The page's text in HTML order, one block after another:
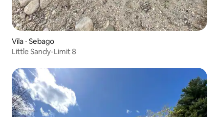
Vila ⋅ Sebago
Little Sandy-Limit 8